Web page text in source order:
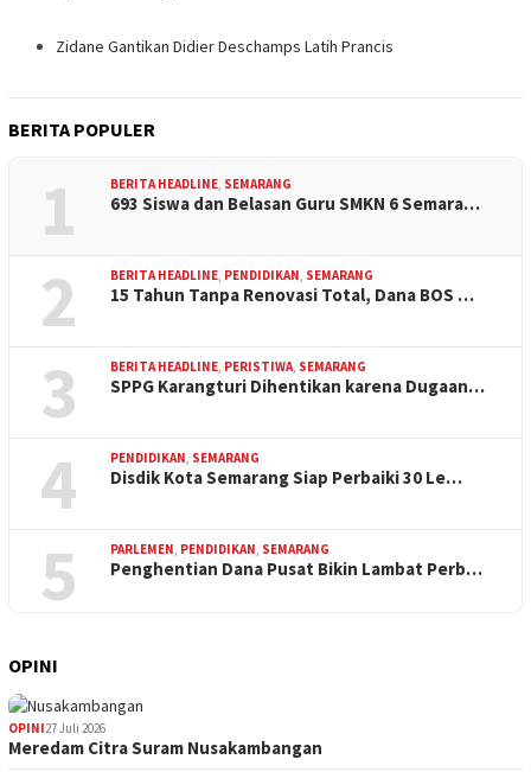
Zidane Gantikan Didier Deschamps Latih Prancis
BERITA POPULER
1 BERITA HEADLINE, SEMARANG
693 Siswa dan Belasan Guru SMKN 6 Semara…
2 BERITA HEADLINE, PENDIDIKAN, SEMARANG
15 Tahun Tanpa Renovasi Total, Dana BOS …
3 BERITA HEADLINE, PERISTIWA, SEMARANG
SPPG Karangturi Dihentikan karena Dugaan…
4 PENDIDIKAN, SEMARANG
Disdik Kota Semarang Siap Perbaiki 30 Le…
5 PARLEMEN, PENDIDIKAN, SEMARANG
Penghentian Dana Pusat Bikin Lambat Perb…
OPINI
OPINI27 Juli 2026
Meredam Citra Suram Nusakambangan